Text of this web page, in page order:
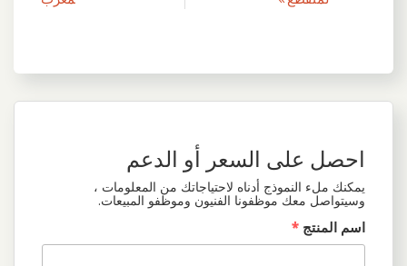
احصل على السعر أو الدعم
يمكنك ملء النموذج أدناه لاحتياجاتك من المعلومات ،
وسيتواصل معك موظفونا الفنيون وموظفو المبيعات.
اسم المنتج *